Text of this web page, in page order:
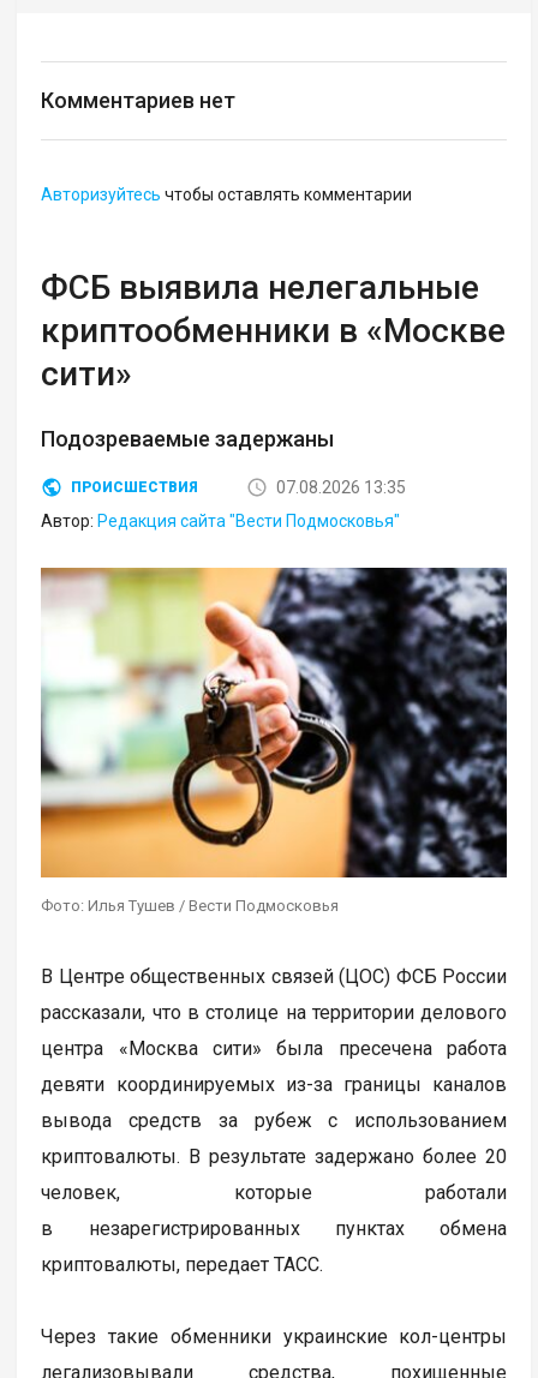
Комментариев нет
Авторизуйтесь чтобы оставлять комментарии
ФСБ выявила нелегальные
криптообменники в «Москве
сити»
Подозреваемые задержаны
ПРОИСШЕСТВИЯ
07.08.2026 13:35
Автор: Редакция сайта "Вести Подмосковья"
Фото: Илья Тушев / Вести Подмосковья
В Центре общественных связей (ЦОС) ФСБ России
рассказали, что в столице на территории делового
центра «Москва сити» была пресечена работа
девяти координируемых из-за границы каналов
вывода средств за рубеж с использованием
криптовалюты. В результате задержано более 20
человек, которые работали
в незарегистрированных пунктах обмена
криптовалюты, передает ТАСС.
Через такие обменники украинские кол-центры
легализовывали средства, похищенные